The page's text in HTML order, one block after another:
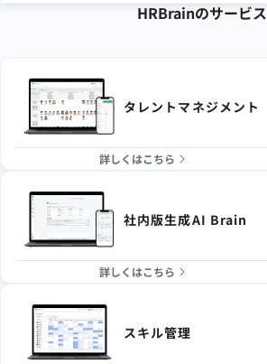
HRBrainのサービス
タレントマネジメント
詳しくはこちら
社内版生成AI Brain
詳しくはこちら
スキル管理